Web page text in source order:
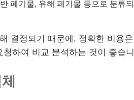
폐기물, 유해 폐기물 등으로 분류
결정되기 때문에, 정확한 비용은
하여 비교 분석하는 것이 좋습